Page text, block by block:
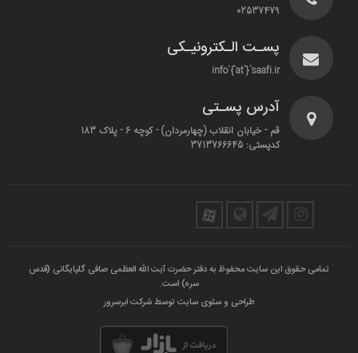
02537479
پسـت الـکترونیـکی
info`{`at`}`saafi.ir
آدرس پسـتی
قم - خیابان انقلاب (چهارمردان)‌ - کوچه 6 - پلاک 183
کدپستی: 3713766645
تمامی حقوق این سایت محفوظ به دفتر حضرت آیت الله العظمی صافی گلپایگانی (قدس
سره) است.
طراحی و سئوی سایت توسط شرکت ابرسرور